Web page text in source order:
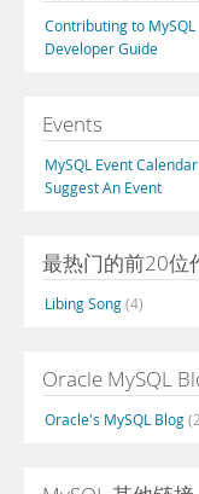
Contributing to MySQL
Developer Guide
Events
MySQL Event Calendar
Suggest An Event
最热门的前20位
Libing Song(4)
Oracle MySQL
Oracle's MySQL Blog